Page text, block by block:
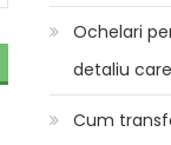
Ochelari
detaliu
Cum